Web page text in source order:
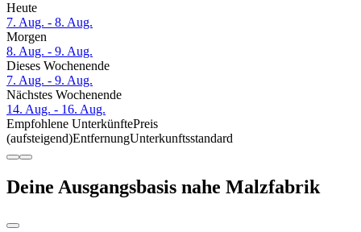
Heute
7. Aug. - 8. Aug.
Morgen
8. Aug. - 9. Aug.
Dieses Wochenende
7. Aug. - 9. Aug.
Nächstes Wochenende
14. Aug. - 16. Aug.
Empfohlene UnterkünftePreis
(aufsteigend)EntfernungUnterkunftsstandard
Deine Ausgangsbasis nahe Malzfabrik